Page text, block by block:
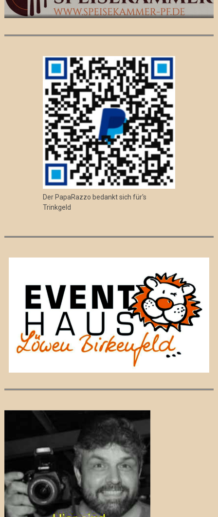
Der PapaRazzo bedankt sich für's
Trinkgeld